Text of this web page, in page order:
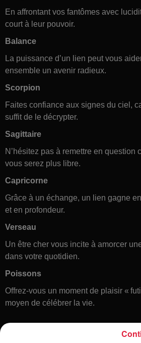
En affrontant vos fantômes avec
court à leur pouvoir.
Balance
La puissance d’un lien peut vous
ensemble un avenir radieux.
Scorpion
Faites confiance aux signes du ciel,
suffit de le décrypter.
Sagittaire
N’hésitez pas à remettre en question
vous serez plus libre.
Capricorne
Grâce à un échange, un lien gagne
et en profondeur.
Verseau
Un être cher vous incite à amorcer
dans votre quotidien.
Poissons
Offrez-vous un moment de plaisir «
moyen de célébrer la vie.